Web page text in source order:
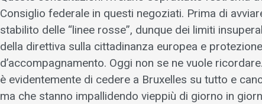
Consiglio federale in questi negoziati. Prima di
stabilito delle “linee rosse”, dunque dei limiti
della direttiva sulla cittadinanza europea e
d’accompagnamento. Oggi non se ne vuole
è evidentemente di cedere a Bruxelles su tutto e
ma che stanno impallidendo vieppiù di giorno in